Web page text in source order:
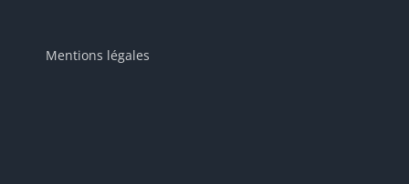
Mentions légales